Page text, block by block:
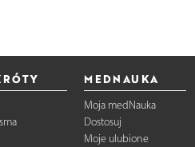
MEDNAUKA
Moja medNauka
Dostosuj
Moje ulubione